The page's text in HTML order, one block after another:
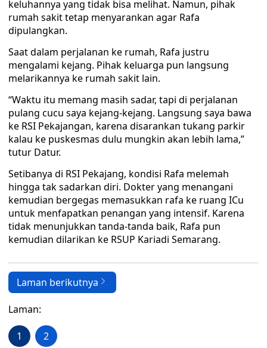
keluhannya yang tidak bisa melihat. Namun, pihak
rumah sakit tetap menyarankan agar Rafa
dipulangkan.
Saat dalam perjalanan ke rumah, Rafa justru
mengalami kejang. Pihak keluarga pun langsung
melarikannya ke rumah sakit lain.
“Waktu itu memang masih sadar, tapi di perjalanan
pulang cucu saya kejang-kejang. Langsung saya bawa
ke RSI Pekajangan, karena disarankan tukang parkir
kalau ke puskesmas dulu mungkin akan lebih lama,”
tutur Datur.
Setibanya di RSI Pekajang, kondisi Rafa melemah
hingga tak sadarkan diri. Dokter yang menangani
kemudian bergegas memasukkan rafa ke ruang ICu
untuk menfapatkan penangan yang intensif. Karena
tidak menunjukkan tanda-tanda baik, Rafa pun
kemudian dilarikan ke RSUP Kariadi Semarang.
Laman berikutnya
Laman:
1 2